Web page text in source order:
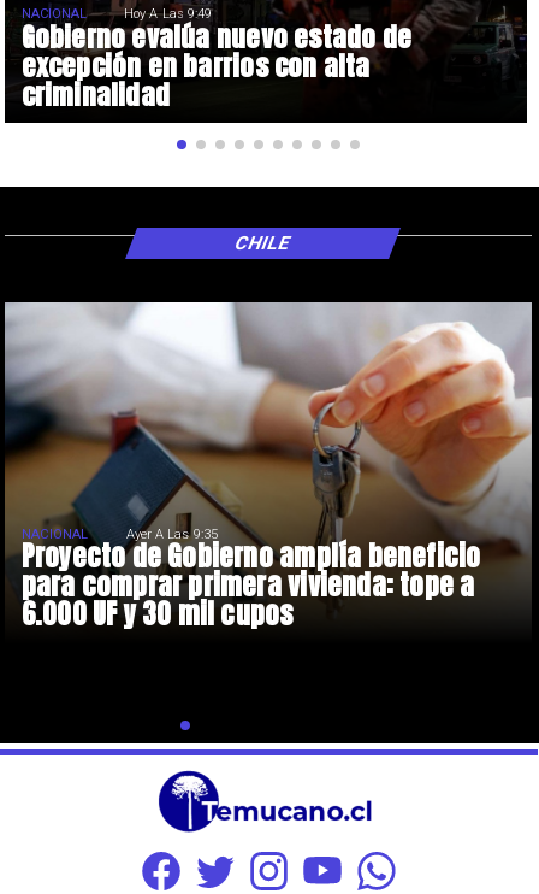
Gobierno evalúa nuevo estado de
excepción en barrios con alta
criminalidad
NACIONAL Hoy A Las 9:49
Proyecto de Gobierno amplía beneficio
para comprar primera vivienda: tope a
6.000 UF y 30 mil cupos
NACIONAL Ayer A Las 9:35
CHILE